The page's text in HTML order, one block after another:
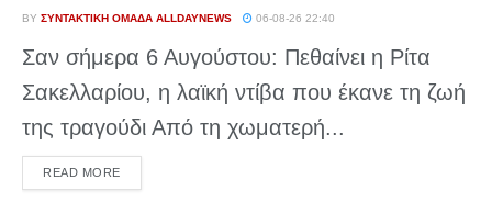
BY ΣΥΝΤΑΚΤΙΚΉ ΟΜΆΔΑ ALLDAYNEWS 06-08-26 22:40
Σαν σήμερα 6 Αυγούστου: Πεθαίνει η Ρίτα
Σακελλαρίου, η λαϊκή ντίβα που έκανε τη ζωή
της τραγούδι Από τη χωματερή...
READ MOREDETAILS